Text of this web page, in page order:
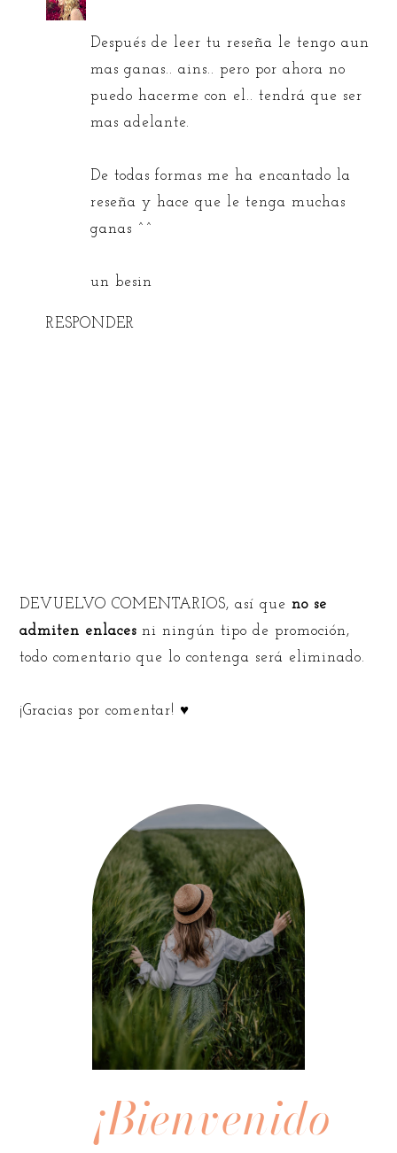
Después de leer tu reseña le tengo aun
mas ganas.. ains.. pero por ahora no
puedo hacerme con el.. tendrá que ser
mas adelante.
De todas formas me ha encantado la
reseña y hace que le tenga muchas
ganas ^^
un besin
RESPONDER
DEVUELVO COMENTARIOS, así queno se
admiten enlaces ni ningún tipo de promoción,
todo comentario que lo contenga será eliminado.
¡Gracias por comentar! ♥
¡Bienvenidos!